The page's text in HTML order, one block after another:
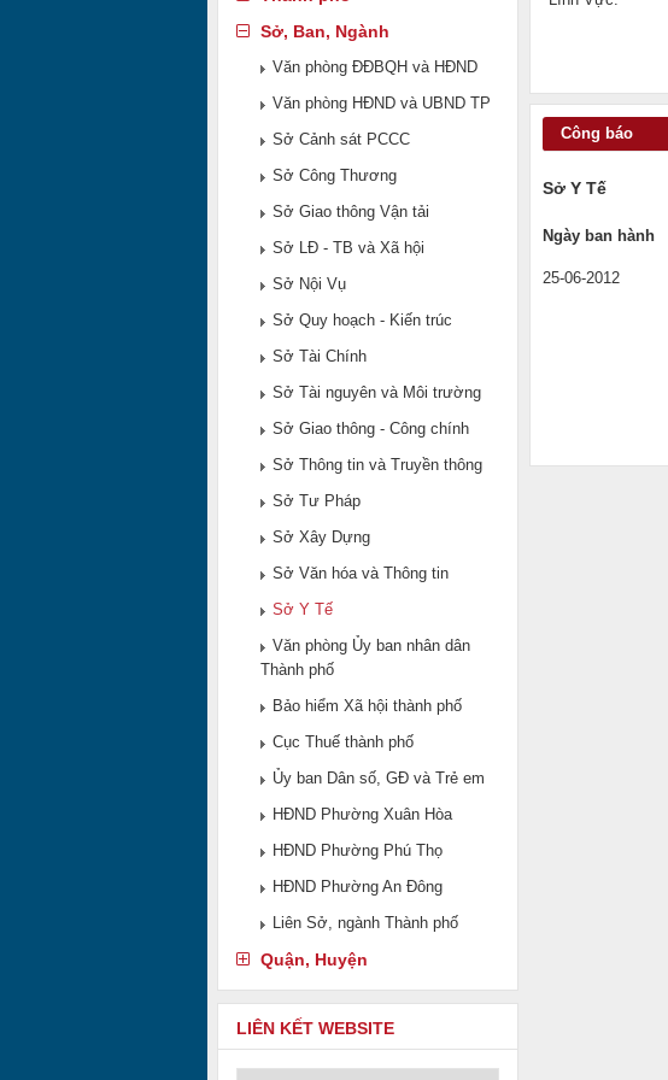
Sở, Ban, Ngành
Văn phòng ĐĐBQH và HĐND
Văn phòng HĐND và UBND TP
Sở Cảnh sát PCCC
Sở Công Thương
Sở Giao thông Vận tải
Sở LĐ - TB và Xã hội
Sở Nội Vụ
Sở Quy hoạch - Kiến trúc
Sở Tài Chính
Sở Tài nguyên và Môi trường
Sở Giao thông - Công chính
Sở Thông tin và Truyền thông
Sở Tư Pháp
Sở Xây Dựng
Sở Văn hóa và Thông tin
Sở Y Tế
Văn phòng Ủy ban nhân dân
Thành phố
Bảo hiểm Xã hội thành phố
Cục Thuế thành phố
Ủy ban Dân số, GĐ và Trẻ em
HĐND Phường Xuân Hòa
HĐND Phường Phú Thọ
HĐND Phường An Đông
Liên Sở, ngành Thành phố
Quận, Huyện
LIÊN KẾT WEBSITE
Công báo
Sở Y Tế
Ngày ban hành
25-06-2012